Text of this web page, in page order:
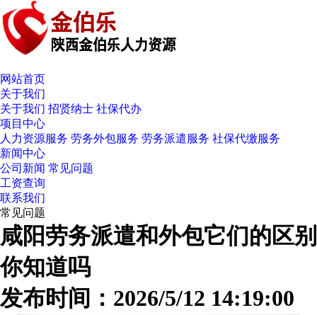
网站首页
关于我们
关于我们 招贤纳士 社保代办
项目中心
人力资源服务 劳务外包服务 劳务派遣服务 社保代缴服务
新闻中心
公司新闻 常见问题
工资查询
联系我们
常见问题
咸阳劳务派遣和外包它们的区别
你知道吗
发布时间：2026/5/12 14:19:00